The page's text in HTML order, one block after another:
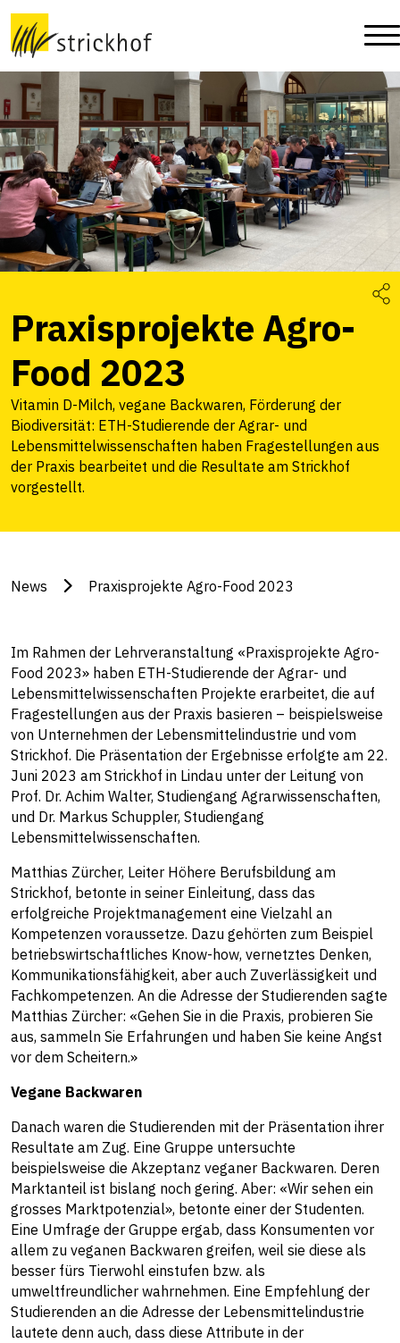
Praxisprojekte Agro-
Food 2023
Vitamin D-Milch, vegane Backwaren, Förderung der
Biodiversität: ETH-Studierende der Agrar- und
Lebensmittelwissenschaften haben Fragestellungen aus
der Praxis bearbeitet und die Resultate am Strickhof
vorgestellt.
News Praxisprojekte Agro-Food 2023
Im Rahmen der Lehrveranstaltung «Praxisprojekte Agro-
Food 2023» haben ETH-Studierende der Agrar- und
Lebensmittelwissenschaften Projekte erarbeitet, die auf
Fragestellungen aus der Praxis basieren – beispielsweise
von Unternehmen der Lebensmittelindustrie und vom
Strickhof. Die Präsentation der Ergebnisse erfolgte am 22.
Juni 2023 am Strickhof in Lindau unter der Leitung von
Prof. Dr. Achim Walter, Studiengang Agrarwissenschaften,
und Dr. Markus Schuppler, Studiengang
Lebensmittelwissenschaften.
Matthias Zürcher, Leiter Höhere Berufsbildung am
Strickhof, betonte in seiner Einleitung, dass das
erfolgreiche Projektmanagement eine Vielzahl an
Kompetenzen voraussetze. Dazu gehörten zum Beispiel
betriebswirtschaftliches Know-how, vernetztes Denken,
Kommunikationsfähigkeit, aber auch Zuverlässigkeit und
Fachkompetenzen. An die Adresse der Studierenden sagte
Matthias Zürcher: «Gehen Sie in die Praxis, probieren Sie
aus, sammeln Sie Erfahrungen und haben Sie keine Angst
vor dem Scheitern.»
Vegane Backwaren
Danach waren die Studierenden mit der Präsentation ihrer
Resultate am Zug. Eine Gruppe untersuchte
beispielsweise die Akzeptanz veganer Backwaren. Deren
Marktanteil ist bislang noch gering. Aber: «Wir sehen ein
grosses Marktpotenzial», betonte einer der Studenten.
Eine Umfrage der Gruppe ergab, dass Konsumenten vor
allem zu veganen Backwaren greifen, weil sie diese als
besser fürs Tierwohl einstufen bzw. als
umweltfreundlicher wahrnehmen. Eine Empfehlung der
Studierenden an die Adresse der Lebensmittelindustrie
lautete denn auch, dass diese Attribute in der